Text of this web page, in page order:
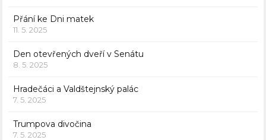
Přání ke Dni matek
11. 5. 2025
Den otevřených dveří v Senátu
8. 5. 2025
Hradečáci a Valdštejnský palác
7. 5. 2025
Trumpova divočina
7. 5. 2025